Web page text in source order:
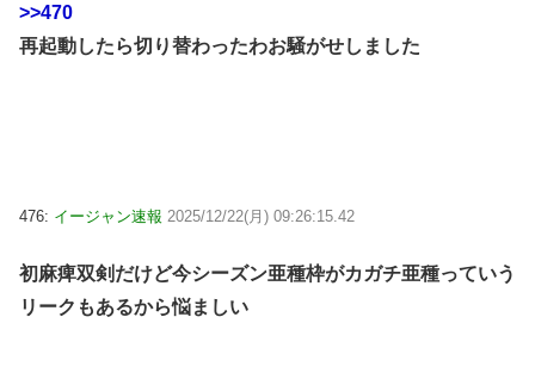
>>470
再起動したら切り替わったわお騒がせしました
476: イージャン速報 2025/12/22(月) 09:26:15.42
初麻痺双剣だけど今シーズン亜種枠がカガチ亜種っていう
リークもあるから悩ましい